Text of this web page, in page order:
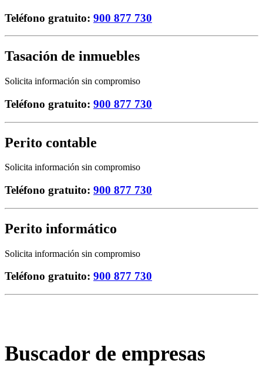
Teléfono gratuito: 900 877 730
Tasación de inmuebles
Solicita información sin compromiso
Teléfono gratuito: 900 877 730
Perito contable
Solicita información sin compromiso
Teléfono gratuito: 900 877 730
Perito informático
Solicita información sin compromiso
Teléfono gratuito: 900 877 730
Buscador de empresas